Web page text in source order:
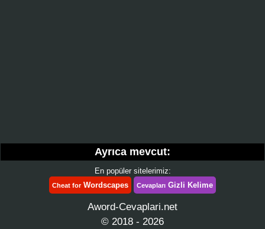
Ayrıca mevcut:
En popüler sitelerimiz:
Cheat forWordscapes Cevapları Gizli Kelime
Aword-Cevaplari.net
© 2018 - 2026